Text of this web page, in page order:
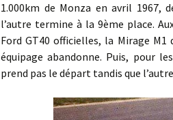
1.000km de Monza en avril 1967,
l’autre termine à la 9ème place.
Ford GT40 officielles, la Mirage
équipage abandonne. Puis, pour
prend pas le départ tandis que